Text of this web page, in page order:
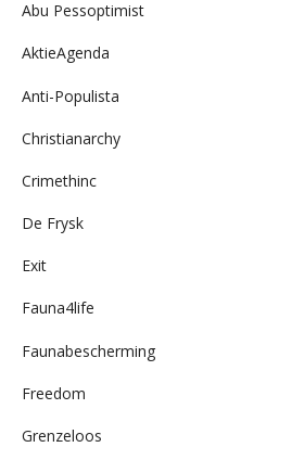
Abu Pessoptimist
AktieAgenda
Anti-Populista
Christianarchy
Crimethinc
De Frysk
Exit
Fauna4life
Faunabescherming
Freedom
Grenzeloos